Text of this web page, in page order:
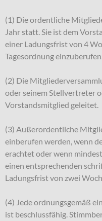
(1) Die ordentliche
Jahr statt. Sie ist dem
einer Ladungsfrist von 4
Tagesordnung
(2) Die
oder seinem Stellvertreter
Vorstandsmitglied geleitet.
(3) Außerordentliche
einberufen werden, wenn
erachtet oder wenn
einen entsprechenden
Ladungsfrist von zwei
(4) Jede ordnungsgemäß
ist beschlussfähig.